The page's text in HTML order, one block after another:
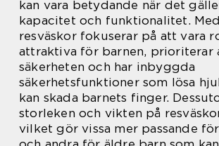
kan vara betydande när det
kapacitet och funktionalitet.
resväskor fokuserar på att vara
attraktiva för barnen, prioriterar
säkerheten och har inbyggda
säkerhetsfunktioner som lösa
kan skada barnets finger.
storleken och vikten på
vilket gör vissa mer passande